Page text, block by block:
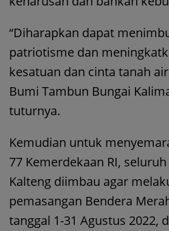
“Diharapkan dapat
patriotisme dan
kesatuan dan cinta tanah
Bumi Tambun Bungai
tuturnya.
Kemudian untuk
77 Kemerdekaan RI,
Kalteng diimbau agar
pemasangan Bendera
tanggal 1-31 Agustus 2022,